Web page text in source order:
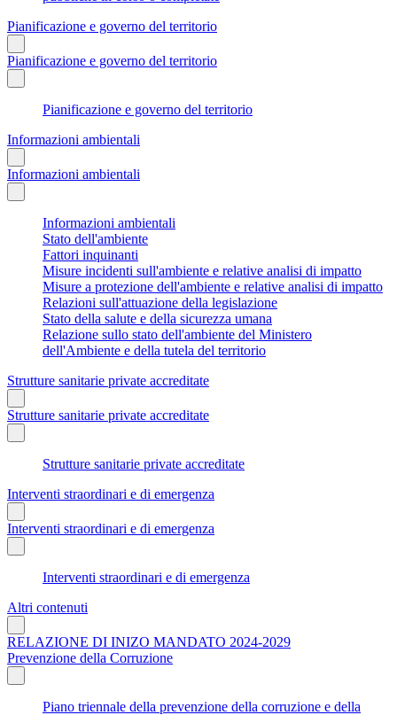
Pianificazione e governo del territorio
Pianificazione e governo del territorio
Pianificazione e governo del territorio
Informazioni ambientali
Informazioni ambientali
Informazioni ambientali
Stato dell'ambiente
Fattori inquinanti
Misure incidenti sull'ambiente e relative analisi di impatto
Misure a protezione dell'ambiente e relative analisi di impatto
Relazioni sull'attuazione della legislazione
Stato della salute e della sicurezza umana
Relazione sullo stato dell'ambiente del Ministero
dell'Ambiente e della tutela del territorio
Strutture sanitarie private accreditate
Strutture sanitarie private accreditate
Strutture sanitarie private accreditate
Interventi straordinari e di emergenza
Interventi straordinari e di emergenza
Interventi straordinari e di emergenza
Altri contenuti
RELAZIONE DI INIZO MANDATO 2024-2029
Prevenzione della Corruzione
Piano triennale della prevenzione della corruzione e della